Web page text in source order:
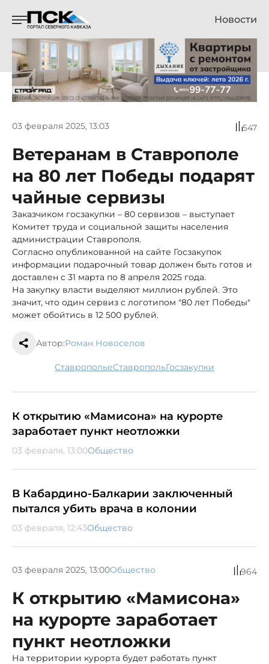
Новости
03 февраля 2025, 13:03 547
Ветеранам в Ставрополе
на 80 лет Победы подарят
чайные сервизы
Заказчиком госзакупки – 80 сервизов – выступает
Комитет труда и социальной защиты населения
администрации Ставрополя.
Согласно опубликованной на сайте Госзакупок
информации подарочный товар должен быть готов и
доставлен с 31 марта по 8 апреля 2025 года.
На закупку власти выделяют миллион рублей. Это
значит, что один сервиз с логотипом "80 лет Победы"
может обойтись в 12 500 рублей.
Автор:Роман Новоселов
Ставрополье Ставрополь госзакупки
К открытию «Мамисона» на курорте
заработает пункт неотложки
03 февраля, 13:00Общество
В Кабардино-Балкарии заключенный
пытался убить врача в колонии
03 февраля, 12:43Общество
03 февраля 2025, 13:00Общество 964
К открытию «Мамисона»
на курорте заработает
пункт неотложки
На территории курорта будет работать пункт